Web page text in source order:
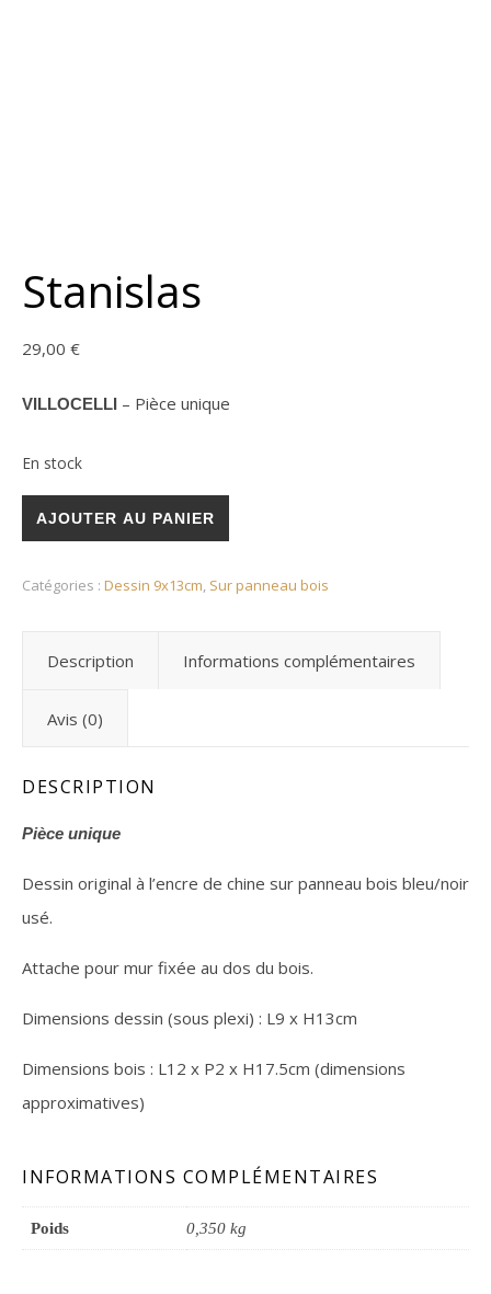
Stanislas
29,00 €
VILLOCELLI – Pièce unique
En stock
AJOUTER AU PANIER
Catégories : Dessin 9x13cm, Sur panneau bois
Description Informations complémentaires
Avis (0)
DESCRIPTION
Pièce unique
Dessin original à l’encre de chine sur panneau bois bleu/noir
usé.
Attache pour mur fixée au dos du bois.
Dimensions dessin (sous plexi) : L9 x H13cm
Dimensions bois : L12 x P2 x H17.5cm (dimensions
approximatives)
INFORMATIONS COMPLÉMENTAIRES
Poids 0,350 kg